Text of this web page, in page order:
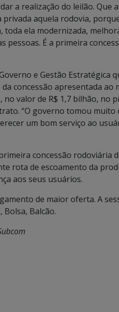
a realização do leilão. Que
aquela rodovia,
toda ela modernizada,
É a primeira
e Gestão Estratégica
concessão apresentada ao
valor de R$ 1,7 bilhão, no
“O governo tomou muito
um bom serviço ao
concessão rodoviária
rota de escoamento da
aos seus usuários.
de maior oferta. A
Balcão.